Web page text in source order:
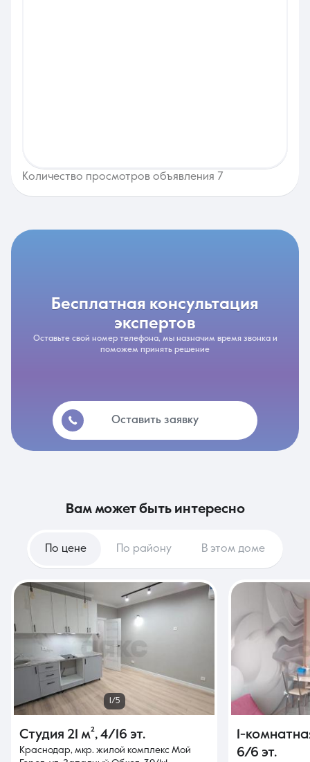
Количество просмотров объявления 7
бесплатная консультация
экспертов
Оставьте свой номер телефона, мы назначим время звонка и
поможем принять решение
Оставить заявку
вам может быть интересно
По цене По району В этом доме
1/5
Студия 21 м², 4/16 эт.
Краснодар, мкр. жилой комплекс Мой
1-
6/6 эт.